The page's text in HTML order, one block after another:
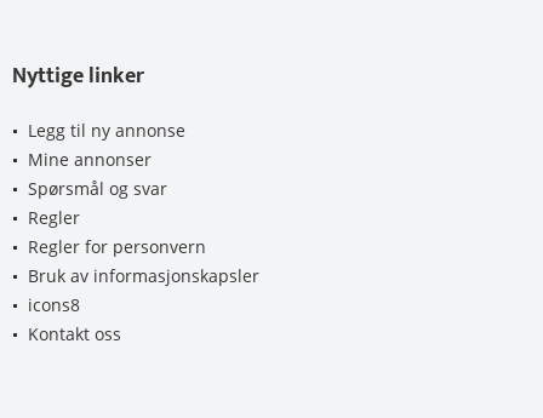
Nyttige linker
Legg til ny annonse
Mine annonser
Spørsmål og svar
Regler
Regler for personvern
Bruk av informasjonskapsler
icons8
Kontakt oss